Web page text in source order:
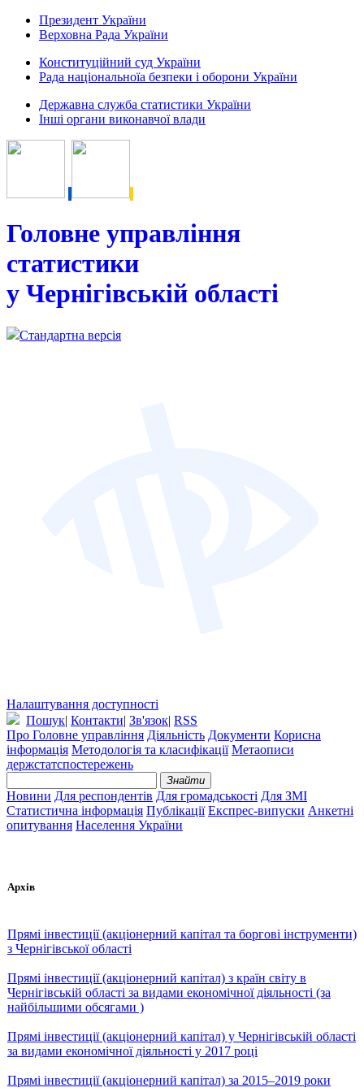
Президент України
Верховна Рада України
Конституційний суд України
Рада національноїа безпеки і оборони України
Державна служба статистики України
Інші органи виконавчої влади
Головне управління
статистики
у Чернігівській області
Стандартна версія
Налаштування доступності
Пошук| Контакти| Зв'язок| RSS
Про Головне управління Діяльність Документи Корисна
інформація Методологія та класифікації Метаописи
держстатспостережень
Знайти
Новини Для респондентів Для громадськості Для ЗМІ
Статистична інформація Публікації Експрес-випуски Анкетні
опитування Населення України
Архів
Прямі інвестиції (акціонерний капітал та боргові інструменти)
з Чернігівської області
Прямі інвестиції (акціонерний капітал) з країн світу в
Чернігівській області за видами економічної діяльності (за
найбільшими обсягами )
Прямі інвестиції (акціонерний капітал) у Чернігівській області
за видами економічної діяльності у 2017 році
Прямі інвестиції (акціонерний капітал) за 2015–2019 роки